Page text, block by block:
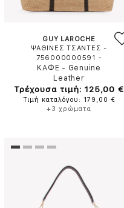
GUY LAROCHE
ΨΑΘΙΝΕΣ ΤΣΑΝΤΕΣ -
756000000591 -
ΚΑΦΕ - Genuine
Leather
Τρέχουσα τιμή: 125,00 €
Τιμή καταλόγου: 179,00 €
+3 χρώματα